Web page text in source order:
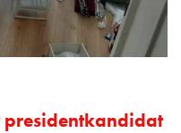
presidentkandidat